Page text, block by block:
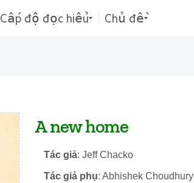
Cấp độ đọc hiểu Chủ đề
A new home
Tác giả: Jeff Chacko
Tác giả phụ: Abhishek Choudhury